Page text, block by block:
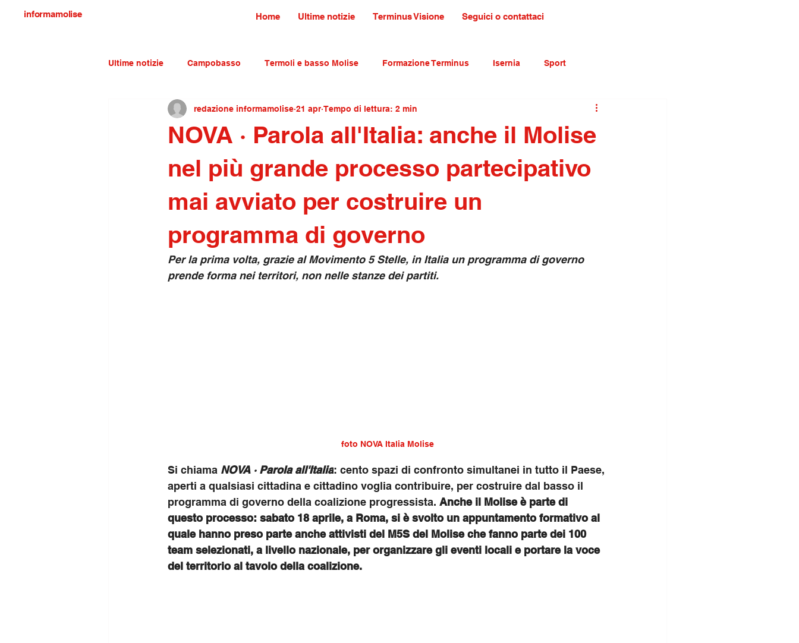
informamolise Home Ultime notizie Terminus Visione Seguici o contattaci
Ultime notizie Campobasso Termoli e basso Molise Formazione Terminus Isernia Sport
Economia e lavoro Molise cultura tradizioni e turismo primo piano
NOVA · Parola all'Italia: anche il Molise
nel più grande processo partecipativo
mai avviato per costruire un
programma di governo
redazione informamolise 21 apr Tempo di lettura: 2 min
Per la prima volta, grazie al Movimento 5 Stelle, in Italia un programma di governo
prende forma nei territori, non nelle stanze dei partiti.
foto NOVA Italia Molise
Si chiama NOVA · Parola all'Italia: cento spazi di confronto simultanei in tutto il Paese,
aperti a qualsiasi cittadina e cittadino voglia contribuire, per costruire dal basso il
programma di governo della coalizione progressista. Anche il Molise è parte di
questo processo: sabato 18 aprile, a Roma, si è svolto un appuntamento formativo al
quale hanno preso parte anche attivisti del M5S del Molise che fanno parte dei 100
team selezionati, a livello nazionale, per organizzare gli eventi locali e portare la voce
del territorio al tavolo della coalizione.